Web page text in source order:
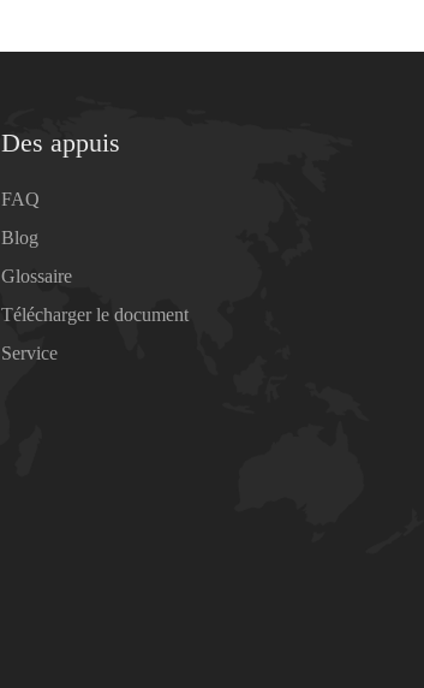
Des appuis
FAQ
Blog
Glossaire
Télécharger le document
Service